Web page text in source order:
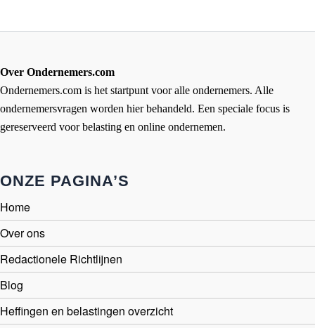
Over Ondernemers.com
Ondernemers.com is het startpunt voor alle ondernemers. Alle
ondernemersvragen worden hier behandeld. Een speciale focus is
gereserveerd voor belasting en online ondernemen.
ONZE PAGINA’S
Home
Over ons
Redactionele Richtlijnen
Blog
Heffingen en belastingen overzicht